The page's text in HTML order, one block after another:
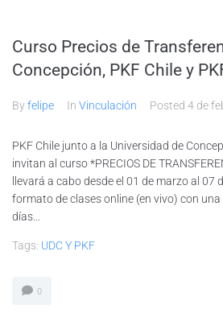
Curso Precios de
Concepción, PKF Chile y
Byfelipe In Vinculación Posted 4 de
PKF Chile junto a la Universidad de
invitan al curso *PRECIOS DE
llevará a cabo desde el 01 de marzo al 07
formato de clases online (en vivo) con
días...
Tags: UDC Y PKF
0